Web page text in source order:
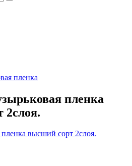
пленка
пленка
2слоя.